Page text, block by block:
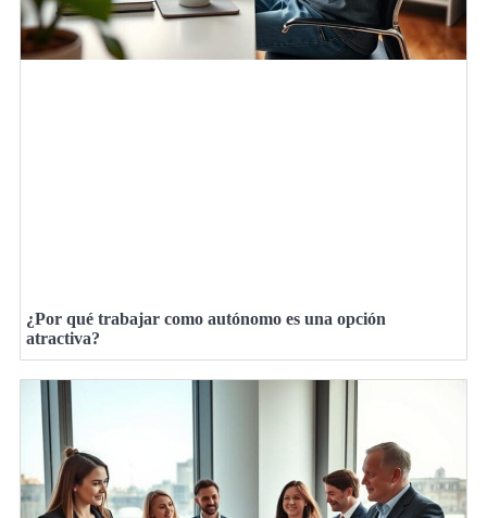
¿Por qué trabajar como autónomo es una opción
atractiva?